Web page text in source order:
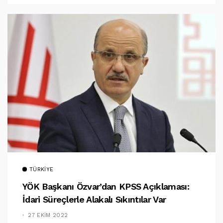
TÜRKIYE
YÖK Başkanı Özvar’dan KPSS Açıklaması:
İdari Süreçlerle Alakalı Sıkıntılar Var
27 EKIM 2022